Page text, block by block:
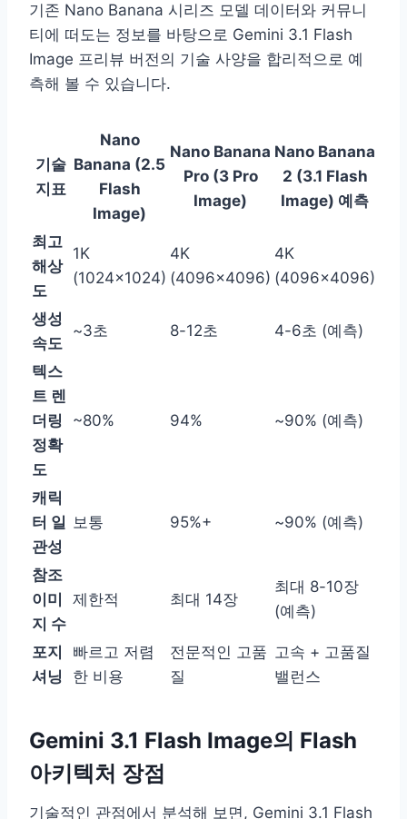
기존 Nano Banana 시리즈 모델 데이터와 커뮤니
티에 떠도는 정보를 바탕으로 Gemini 3.1 Flash
Image 프리뷰 버전의 기술 사양을 합리적으로 예
측해 볼 수 있습니다.
기술
지표
Nano
Banana (2.5
Flash
Image)
Nano Banana
Pro (3 Pro
Image)
Nano Banana
2 (3.1 Flash
Image) 예측
최고
해상
도
1K
(1024×1024)
4K
(4096×4096)
4K
(4096×4096)
생성
속도
~3초 8-12초 4-6초 (예측)
텍스
트 렌
더링
정확
도
~80% 94% ~90% (예측)
캐릭
터 일
관성
보통 95%+ ~90% (예측)
참조
이미
지 수
제한적 최대 14장
최대 8-10장
(예측)
포지
셔닝
빠르고 저렴
한 비용
전문적인 고품
질
고속 + 고품질
밸런스
Gemini 3.1 Flash Image의 Flash
아키텍처 장점
기술적인 관점에서 분석해 보면, Gemini 3.1 Flash